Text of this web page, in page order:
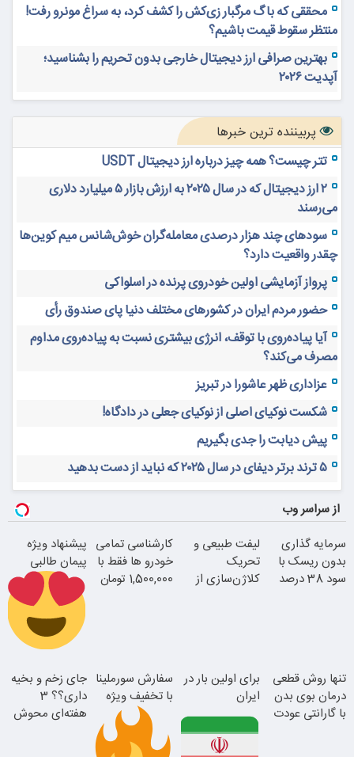
محققی که باگ مرگبار زی‌کش را کشف کرد، به سراغ مونرو رفت!
منتظر سقوط قیمت باشیم؟
بهترین صرافی ارز دیجیتال خارجی بدون تحریم را بشناسید؛
آپدیت ۲۰۲۶
پربیننده ترین خبرها
تتر چیست؟ همه چیز درباره ارز دیجیتال USDT
۲ ارز دیجیتال که در سال ۲۰۲۵ به ارزش بازار ۵ میلیارد دلاری
می‌رسند
سودهای چند هزار درصدی معامله‌گران خوش‌شانس میم کوین‌ها
چقدر واقعیت دارد؟
پرواز آزمایشی اولین خودروی پرنده در اسلواکی
حضور مردم ایران در کشورهای مختلف دنیا پای صندوق رأی
آیا پیاده‌روی با توقف، انرژی بیشتری نسبت به پیاده‌روی مداوم
مصرف می‌کند؟
عزاداری ظهر عاشورا در تبریز
شکست نوکیای اصلی از نوکیای جعلی در دادگاه!
پیش دیابت را جدی بگیریم
۵ ترند برتر دیفای در سال ۲۰۲۵ که نباید از دست بدهید
از سراسر وب
سرمایه گذاری
بدون ریسک با
سود 38 درصد
لیفت طبیعی و
تحریک
کلاژن‌سازی از
جوان شو
کارشناسی تمامی
خودرو ها فقط با
1,500,000 تومان
پیشنهاد ویژه
پیمان طالبی
با تخفیف ویژه
تنها روش قطعی
درمان بوی بدن
با گارانتی عودت
برای اولین بار در
ایران
سفارش سورملینا
با تخفیف ویژه
جای زخم و بخیه
داری؟؟ 3
هفته‌ای محوش